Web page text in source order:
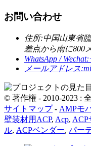
お問い合わせ
住所:中国山東省
差点から南に800
WhatsApp / Wechat:
メールアドレス:
© 著作権 - 2010-2023 :
サイトマップ- AMPモ
壁装材用ACP, Acp, ACP
ル, ACPベンダー, パー